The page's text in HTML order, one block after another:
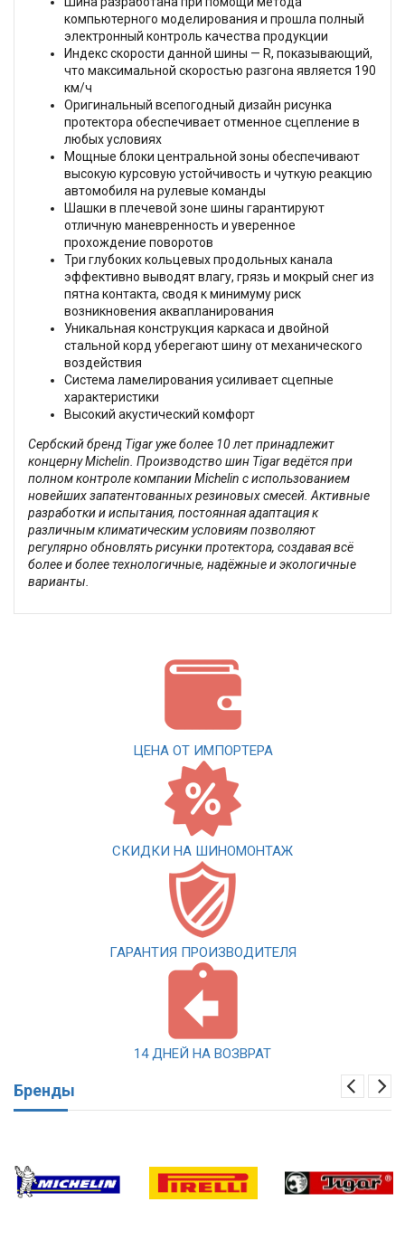
компьютерного моделирования и прошла полный
электронный контроль качества продукции
Индекс скорости данной шины — R, показывающий,
что максимальной скоростью разгона является 190
км/ч
Оригинальный всепогодный дизайн рисунка
протектора обеспечивает отменное сцепление в
любых условиях
Мощные блоки центральной зоны обеспечивают
высокую курсовую устойчивость и чуткую реакцию
автомобиля на рулевые команды
Шашки в плечевой зоне шины гарантируют
отличную маневренность и уверенное
прохождение поворотов
Три глубоких кольцевых продольных канала
эффективно выводят влагу, грязь и мокрый снег из
пятна контакта, сводя к минимуму риск
возникновения аквапланирования
Уникальная конструкция каркаса и двойной
стальной корд уберегают шину от механического
воздействия
Система ламелирования усиливает сцепные
характеристики
Высокий акустический комфорт
Сербский бренд Tigar уже более 10 лет принадлежит
концерну Michelin. Производство шин Tigar ведётся при
полном контроле компании Michelin с использованием
новейших запатентованных резиновых смесей. Активные
разработки и испытания, постоянная адаптация к
различным климатическим условиям позволяют
регулярно обновлять рисунки протектора, создавая всё
более и более технологичные, надёжные и экологичные
варианты.
ЦЕНА ОТ ИМПОРТЕРА
СКИДКИ НА ШИНОМОНТАЖ
ГАРАНТИЯ ПРОИЗВОДИТЕЛЯ
14 ДНЕЙ НА ВОЗВРАТ
Бренды